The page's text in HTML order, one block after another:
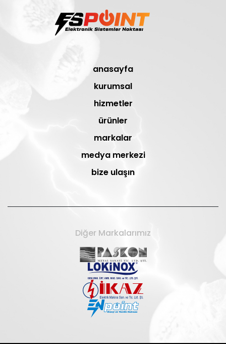
anasayfa
kurumsal
hizmetler
ürünler
markalar
medya merkezi
bize ulaşın
Diğer Markalarımız